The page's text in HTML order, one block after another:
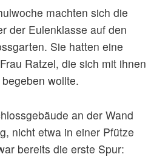
machten sich die
der Eulenklasse auf den
Sie hatten eine
Ratzel, die sich mit ihnen
wollte.
an der Wand
nicht etwa in einer Pfütze
bereits die erste Spur: